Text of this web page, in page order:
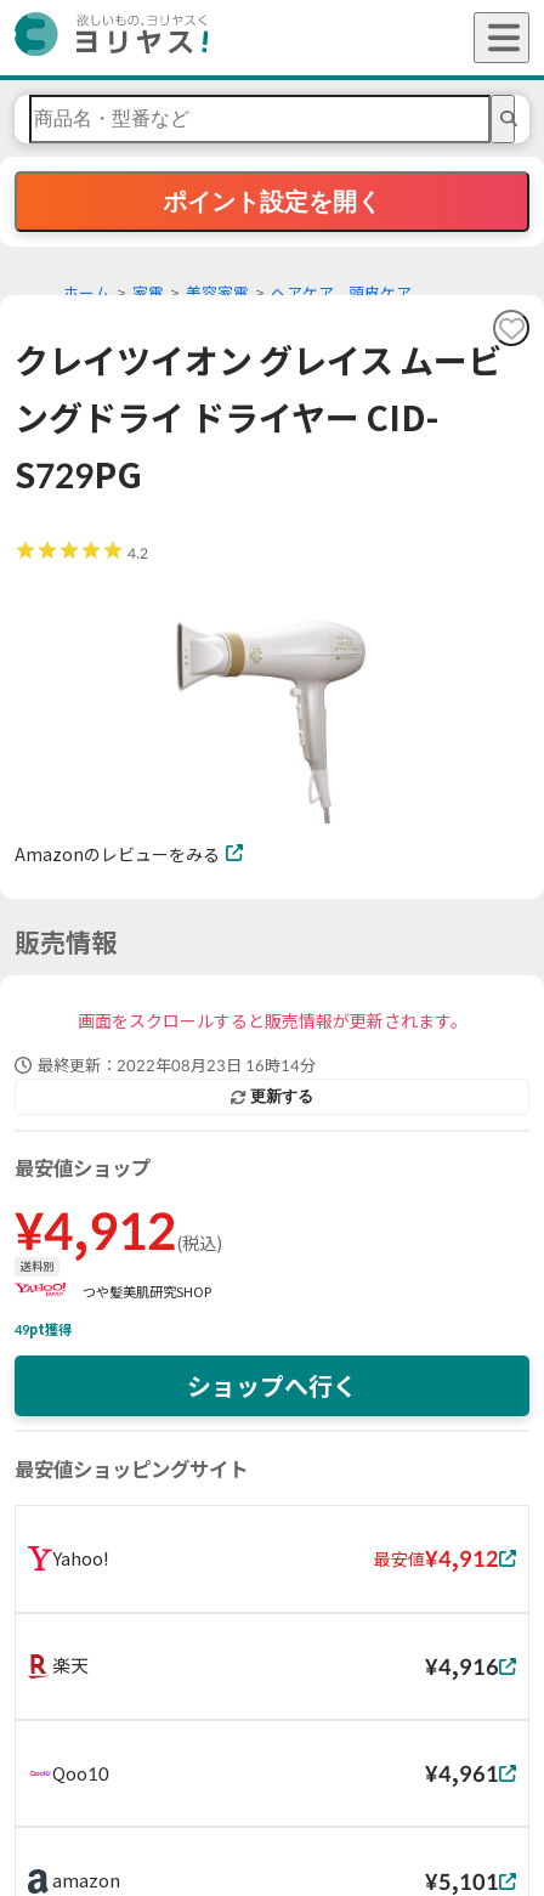
ポイント設定を開く
ホーム 家電 美容家電 ヘアケア、頭皮ケア
クレイツイオン グレイス ムービ
ングドライ ドライヤー CID-
S729PG
4.2
Amazonのレビューをみる
販売情報
画面をスクロールすると販売情報が更新されます。
最終更新： 2022年08月23日 16時14分
更新する
最安値ショップ
¥4,912(税込)
送料別
つや髪美肌研究SHOP
49pt獲得
ショップへ行く
最安値ショッピングサイト
Yahoo! 最安値¥4,912
楽天 ¥4,916
Qoo10 ¥4,961
amazon ¥5,101